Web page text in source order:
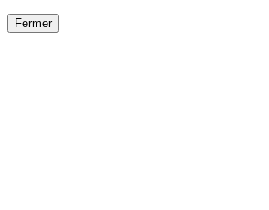
Fermer